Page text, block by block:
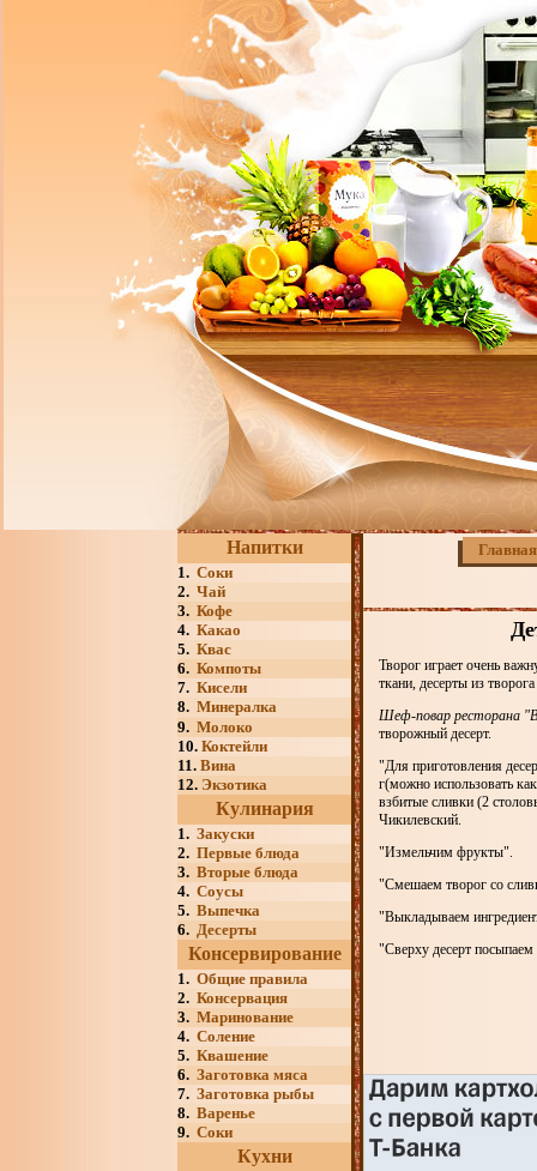
Напитки
1. Соки
2. Чай
3. Кофе
4. Какао
5. Квас
6. Компоты
7. Кисели
8. Минералка
9. Молоко
10. Коктейли
11. Вина
12. Экзотика
Кулинария
1. Закуски
2. Первые блюда
3. Вторые блюда
4. Соусы
5. Выпечка
6. Десерты
Консервирование
1. Общие правила
2. Консервация
3. Маринование
4. Соление
5. Квашение
6. Заготовка мяса
7. Заготовка рыбы
8. Варенье
9. Соки
Кухни
Главная
Творог играет очень
ткани, десерты из
Шеф-повар ресторана
творожный десерт.
"Для приготовления
г(можно использовать
взбитые сливки (2
Чикилевский.
"Измельчим фрукты".
"Смешаем творог со
"Выкладываем
"Сверху десерт